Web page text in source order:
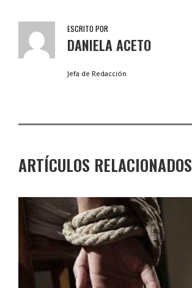
ESCRITO POR
DANIELA ACETO
Jefa de Redacción
ARTÍCULOS RELACIONADOS